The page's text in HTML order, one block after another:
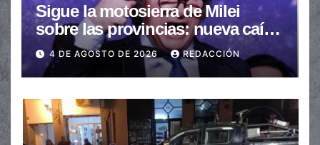
Sigue la motosierra de Milei
sobre las provincias: nueva caída
de las transferencias no
automáticas
4 DE AGOSTO DE 2026 REDACCIÓN